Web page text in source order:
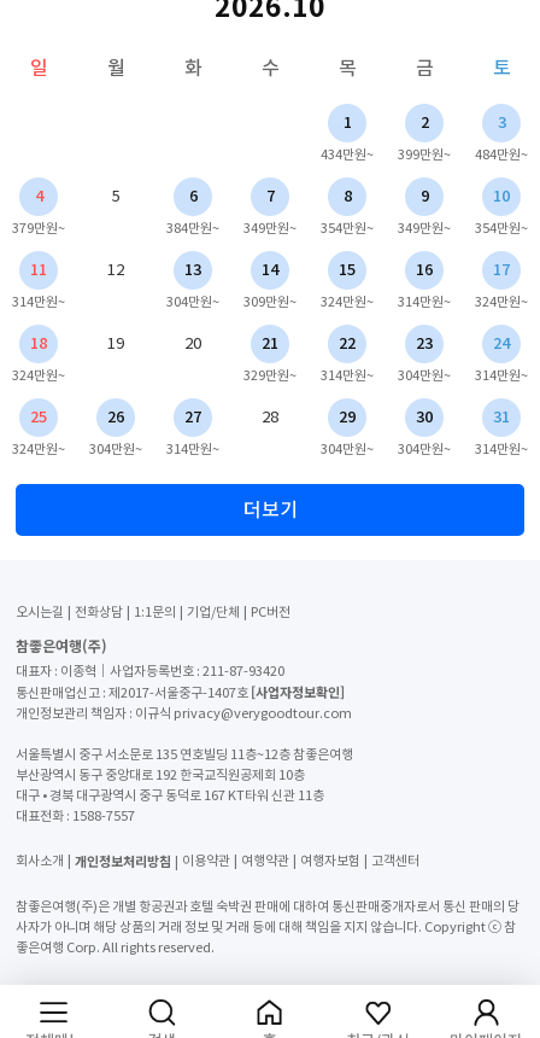
일 월 화 수 목 금 토
1
434만원~
2
399만원~
3
484만원~
4
379만원~
5 6
384만원~
7
349만원~
8
354만원~
9
349만원~
10
354만원~
11
314만원~
12 13
304만원~
14
309만원~
15
324만원~
16
314만원~
17
324만원~
18
324만원~
19 20 21
329만원~
22
314만원~
23
304만원~
24
314만원~
25
324만원~
26
304만원~
27
314만원~
28 29
304만원~
30
304만원~
31
314만원~
더보기
오시는길 전화상담 1:1문의 기업/단체 PC버전
참좋은여행(주)
대표자 : 이종혁│사업자등록번호 : 211-87-93420
통신판매업신고 : 제2017-서울중구-1407호 [사업자정보확인]
개인정보관리 책임자 : 이규식 privacy@verygoodtour.com
서울특별시 중구 서소문로 135 연호빌딩 11층~12층 참좋은여행
부산광역시 동구 중앙대로 192 한국교직원공제회 10층
대구 • 경북 대구광역시 중구 동덕로 167 KT타워 신관 11층
대표전화 : 1588-7557
회사소개 개인정보처리방침 이용약관 여행약관 여행자보험 고객센터
참좋은여행(주)은 개별 항공권과 호텔 숙박권 판매에 대하여 통신판매중개자로서 통신 판매의 당
사자가 아니며 해당 상품의 거래 정보 및 거래 등에 대해 책임을 지지 않습니다. Copyright ⓒ 참
좋은여행 Corp. All rights reserved.